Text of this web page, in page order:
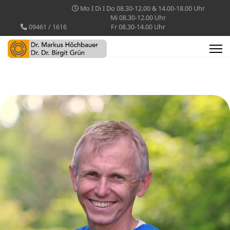
09461 / 1616
Mo I Di I Do 08.30-12.00 & 14.00-18.00 Uhr
Mi 08.30-12.00 Uhr
Fr 08.30-14.00 Uhr